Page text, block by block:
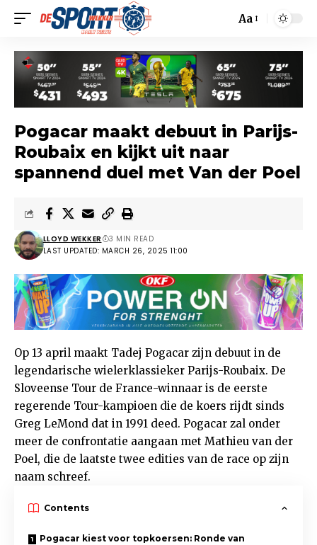
Aa
Pogacar maakt debuut in Parijs-
Roubaix en kijkt uit naar
spannend duel met Van der Poel
LAST UPDATED: MARCH 26, 2025 11:00
LLOYD WEKKER 3 MIN READ
Op 13 april maakt Tadej Pogacar zijn debuut in de
legendarische wielerklassieker Parijs-Roubaix. De
Sloveense Tour de France-winnaar is de eerste
regerende Tour-kampioen die de koers rijdt sinds
Greg LeMond dat in 1991 deed. Pogacar zal onder
meer de confrontatie aangaan met Mathieu van der
Poel, die de laatste twee edities van de race op zijn
naam schreef.
Contents
Pogacar kiest voor topkoersen: Ronde van